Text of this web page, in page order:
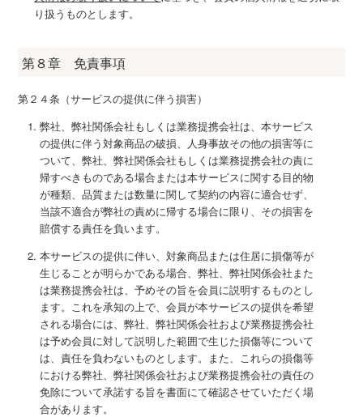
り扱うものとします。
第８章 免責事項
第２４条（サービスの提供に伴う損害）
弊社、弊社関係会社もしくは業務提携会社は、本サービス
の提供に伴う対象商品の破損、人身事故その他の損害等に
ついて、弊社、弊社関係会社もしくは業務提携会社の責に
帰すべきものである場合または本サービスに関する目的物
が種類、品質または数量に関して契約の内容に適合せず、
当該不適合が弊社の責めに帰する場合に限り、その損害を
賠償する責任を負います。
本サービスの提供に伴い、対象商品または住居に損傷等が
生じることが明らかである場合、弊社、弊社関係会社また
は業務提携会社は、予めその旨を会員に説明するものとし
ます。これを承知の上で、会員が本サービスの提供を希望
される場合には、弊社、弊社関係会社および業務提携会社
は予め会員に対して説明した範囲で生じた損傷等について
は、責任を負わないものとします。また、これらの損傷等
における弊社、弊社関係会社および業務提携会社の責任の
免除について承諾する旨を書面にて確認させていただく場
合があります。